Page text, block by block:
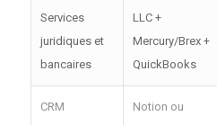
Services
juridiques et
bancaires
LLC +
Mercury/Brex +
QuickBooks
CRM
Notion ou